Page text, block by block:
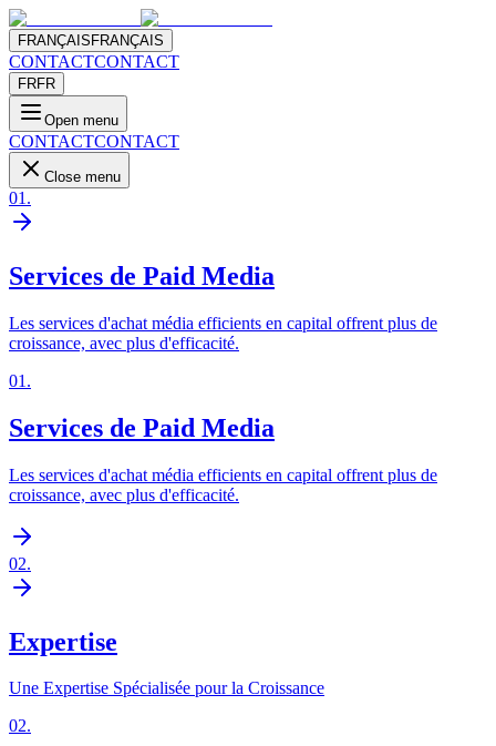
FRANÇAIS FRANÇAIS
CONTACTCONTACT
FRFR
Open menu
CONTACTCONTACT
Close menu
01 .
Services de Paid Media
Les services d'achat média efficients en capital offrent plus de
croissance, avec plus d'efficacité.
01 .
Services de Paid Media
Les services d'achat média efficients en capital offrent plus de
croissance, avec plus d'efficacité.
02.
Expertise
Une Expertise Spécialisée pour la Croissance
02.